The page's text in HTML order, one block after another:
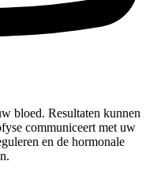
bloed. Resultaten kunnen
communiceert met uw
en de hormonale